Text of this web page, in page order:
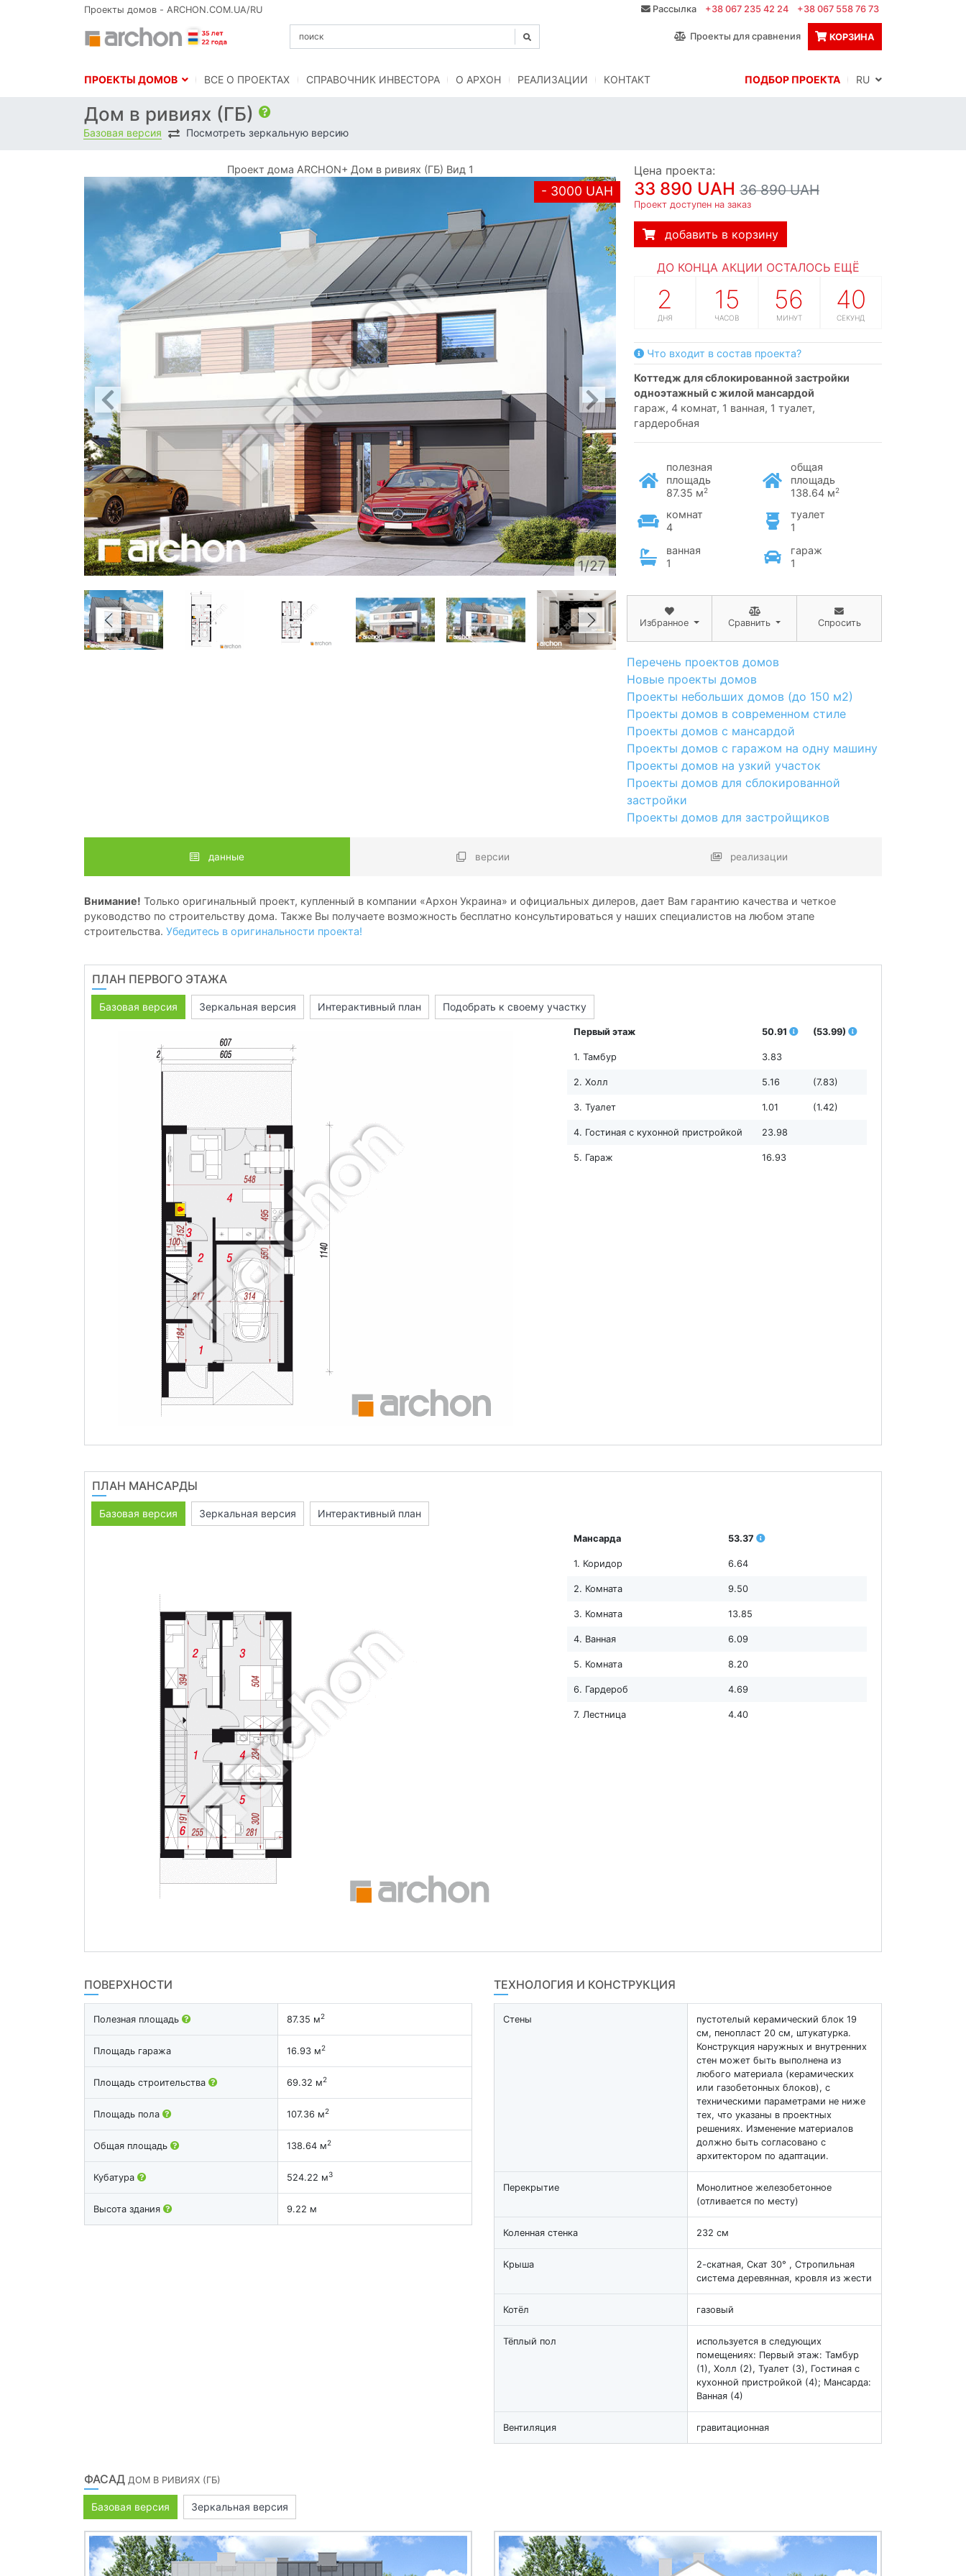
Проекты домов - ARCHON.COM.UA/RU Рассылка +38 067 235 42 24 +38 067 558 76 73
Проекты для сравнения КОРЗИНА
ПРОЕКТЫ ДОМОВ BСЕ О ПРОЕКТАХ СПРАВОЧНИК ИНВЕСТОРА O АРХОН РЕАЛИЗАЦИИ КОНТАКТ ПОДБОР ПРОЕКТА
Дом в ривиях (ГБ)
Базовая версия Посмотреть зеркальную версию
Проект дома ARCHON+ Дом в ривиях (ГБ) Вид 1
- 3000 UAH
1/27
Цена проекта:
33 890 UAH 36 890 UAH
Проект доступен на заказ
добавить в корзину
ДО КОНЦА АКЦИИ ОСТАЛОСЬ ЕЩЁ
2
ДНЯ
15
ЧАСОВ
56
МИНУТ
39
СЕКУНД
Что входит в состав проекта?
коттедж для сблокированной застройки
одноэтажный с жилой мансардой
гараж, 4 комнат, 1 ванная, 1 туалет,
гардеробная
полезная
площадь
87.35 м2
общая
площадь
138.64 м2
комнат
4
туалет
1
ванная
1
гараж
1
Избранное Сравнить Спросить
Перечень проектов домов
Новые проекты домов
Проекты небольших домов (до 150 м2)
Проекты домов в современном стиле
Проекты домов с мансардой
Проекты домов с гаражом на одну машину
Проекты домов на узкий участок
Проекты домов для сблокированной
застройки
Проекты домов для застройщиков
данные версии реализации
Внимание! Только оригинальный проект, купленный в компании «Архон Украина» и официальных дилеров, дает Вам гарантию качества и четкое
руководство по строительству дома. Также Вы получаете возможность бесплатно консультироваться у наших специалистов на любом этапе
строительства. Убедитесь в оригинальности проекта!
ПЛАН ПЕРВОГО ЭТАЖА
Базовая версия Зеркальная версия Интерактивный план Подобрать к своему участку
Первый этаж 50.91 (53.99)
1. Тамбур 3.83
2. Холл 5.16 (7.83)
3. Туалет 1.01 (1.42)
4. Гостиная с кухонной пристройкой 23.98
5. Гараж 16.93
ПЛАН МАНСАРДЫ
Базовая версия Зеркальная версия Интерактивный план
Мансарда 53.37
1. Коридор 6.64
2. Комната 9.50
3. Комната 13.85
4. Ванная 6.09
5. Комната 8.20
6. Гардероб 4.69
7. Лестница 4.40
ПОВЕРХНОСТИ
Полезная площадь 87.35 м2
Площадь гаража 16.93 м2
Площадь строительства 69.32 м2
Площадь пола 107.36 м2
Общая площадь 138.64 м2
Кубатура 524.22 м3
Высота здания 9.22 м
ТЕХНОЛОГИЯ И КОНСТРУКЦИЯ
Стены
пустотелый керамический блок 19
см, пенопласт 20 см, штукатурка.
Конструкция наружных и внутренних
стен может быть выполнена из
любого материала (керамических
или газобетонных блоков), с
техническими параметрами не ниже
тех, что указаны в проектных
решениях. Изменение материалов
должно быть согласовано с
архитектором по адаптации.
Перекрытие
Монолитное железобетонное
(отливается по месту)
Коленная стенка 232 см
Крыша
2-скатная, Скат 30° , Стропильная
система деревянная, кровля из жести
Котёл газовый
Тёплый пол
используется в следующих
помещениях: Первый этаж: Тамбур
(1), Холл (2), Туалет (3), Гостиная с
кухонной пристройкой (4); Мансарда:
Ванная (4)
Вентиляция гравитационная
ФАСАД ДОМ В РИВИЯХ (ГБ)
Базовая версия Зеркальная версия